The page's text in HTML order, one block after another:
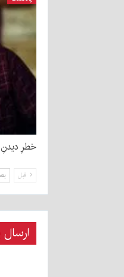
خطرِ دیدنِ
قبل